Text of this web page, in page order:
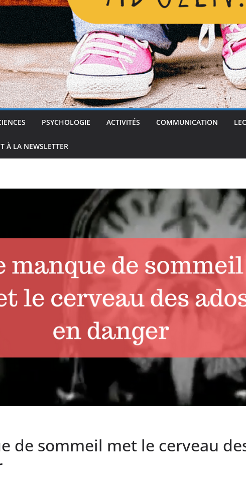
PSYCHOLOGIE ACTIVITÉS COMMUNICATION
À LA NEWSLETTER
de sommeil met le cerveau